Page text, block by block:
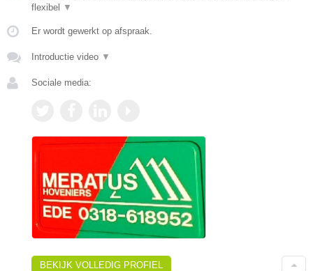
flexibel
▼
Er wordt gewerkt op afspraak.
Introductie video ▼
Sociale media:
BEKIJK VOLLEDIG PROFIEL